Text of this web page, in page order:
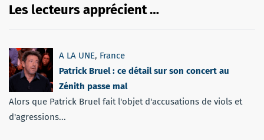
Les lecteurs apprécient …
A LA UNE, France
Patrick Bruel : ce détail sur son concert au
Zénith passe mal
Alors que Patrick Bruel fait l'objet d'accusations de viols et
d'agressions...